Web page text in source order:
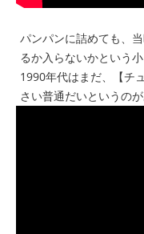
パンパンに詰めても、
るか入らないかという小
1990年代はまだ、【チ
さい普通だいというのが